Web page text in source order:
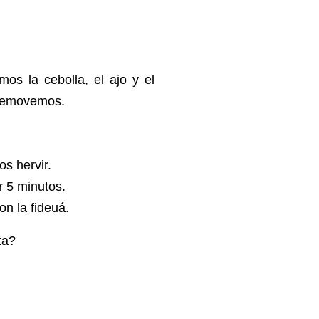
la cebolla, el ajo y el
hervir.
5 minutos.
la fideuá.